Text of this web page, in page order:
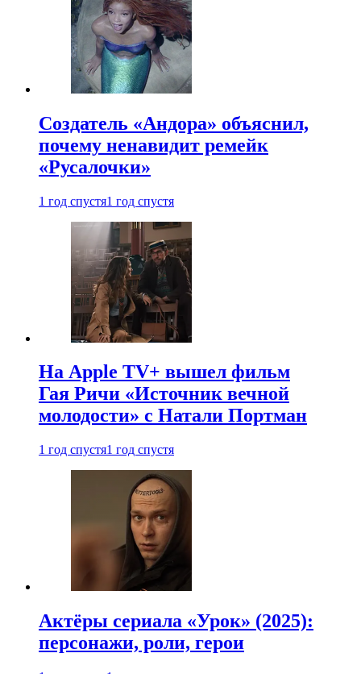
Создатель «Андора» объяснил,
почему ненавидит ремейк
«Русалочки»
1 год спустя1 год спустя
На Apple TV+ вышел фильм
Гая Ричи «Источник вечной
молодости» с Натали Портман
1 год спустя1 год спустя
Актёры сериала «Урок» (2025):
персонажи, роли, герои